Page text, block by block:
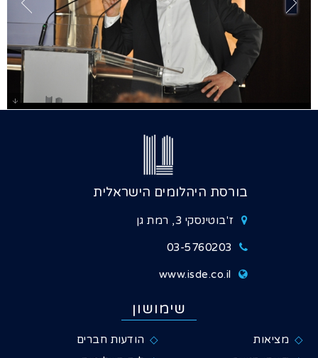
בורסת היהלומים הישראלית
ז'בוטינסקי 3, רמת גן
03-5760203
www.isde.co.il
שימושון
מציאות
הודעות חברים